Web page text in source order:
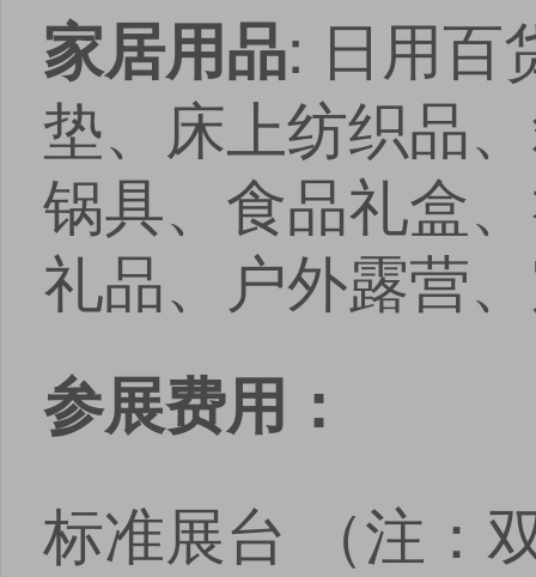
家居用品: 日用百
垫、床上纺织品
锅具、食品礼盒
礼品、户外露营
参展费用：
标准展台 （注：